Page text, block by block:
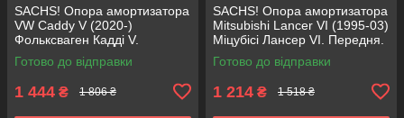
SACHS! Опора амортизатора
VW Caddy V (2020-)
Фольксваген Кадді V.
Передня. 803024 , KB657.27 ,
VKDA35167
Готово до відправки
1 444 ₴ 1 806 ₴
SACHS! Опора амортизатора
Mitsubishi Lancer VI (1995-03)
Міцубісі Лансер VI. Передня.
SM5152 , 802296 , KB673.08
Готово до відправки
1 214 ₴ 1 518 ₴